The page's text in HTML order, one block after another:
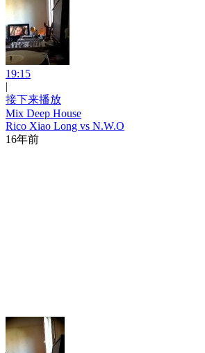
19:15
|
接下来播放
Mix Deep House
Rico Xiao Long vs N.W.O
16年前